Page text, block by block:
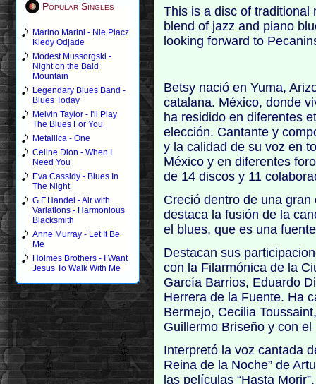
Popular Singles
Marino Marini - Nie Placz
Kiedy Odjade
Modest Mussorgski -
Night on the Bald
Mountain
Legendary Blues Band -
Blues Today
Melvin Taylor - I'll Play
The Blues For You
Metallica - One
Celine Dion - When I
Need You
Eva Cassidy - Blues In
The Night
G.F.Handel - Air with
Variations - Harmonious
Blacksmith
Anne Murray - Let It Be
Me
Holmes Brothers - I Want
Jesus To Walk With Me
This is a disc of traditional
blend of jazz and piano
looking forward to
Betsy nació en Yuma,
catalana. México, donde
ha residido en diferentes
elección. Cantante y
y la calidad de su voz en
México y en diferentes
de 14 discos y 11
Creció dentro de una
destaca la fusión de la
el blues, que es una
Destacan sus
con la Filarmónica de la
García Barrios, Eduardo
Herrera de la Fuente. Ha
Bermejo, Cecilia
Guillermo Briseño y con
Interpretó la voz cantada
Reina de la Noche” de
las películas “Hasta